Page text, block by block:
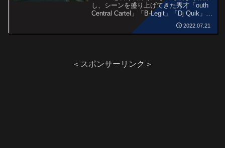
し、シーンを盛り上げてきた秀才「outh
Central Cartel」「B-Legit」「Dj Quik」の
3人をご紹介します。
2022.07.21
＜スポンサーリンク＞